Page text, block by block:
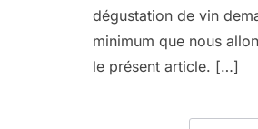
dégustation de vin
minimum que nous
le présent article. […]